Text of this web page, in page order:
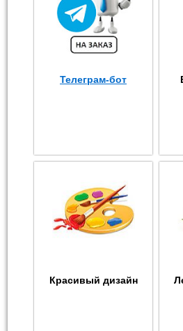
Телеграм-бот
Красивый дизайн